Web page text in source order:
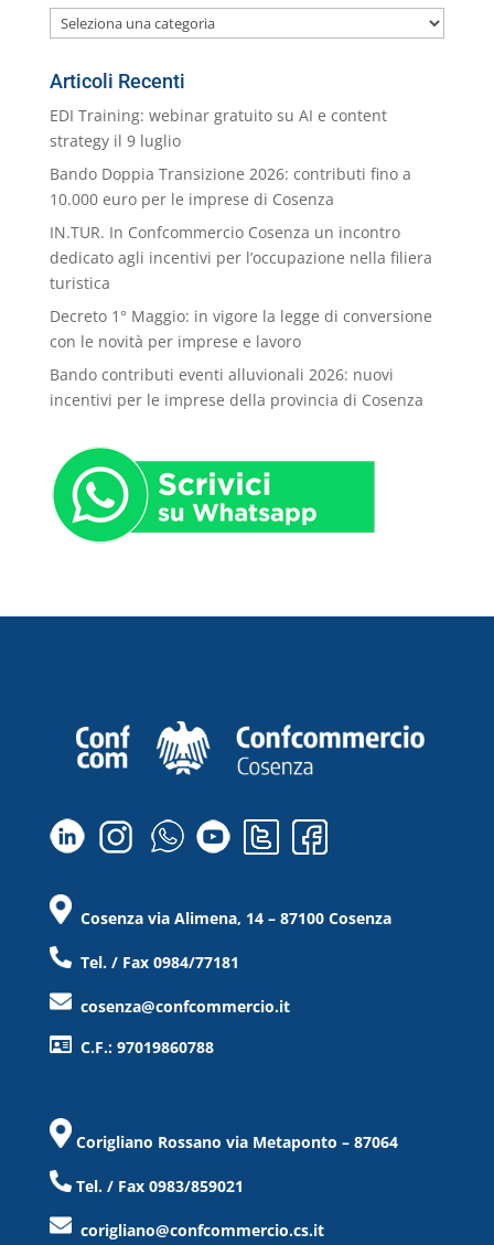
Le
nostre
Categorie
Articoli Recenti
EDI Training: webinar gratuito su AI e content
strategy il 9 luglio
Bando Doppia Transizione 2026: contributi fino a
10.000 euro per le imprese di Cosenza
IN.TUR. In Confcommercio Cosenza un incontro
dedicato agli incentivi per l’occupazione nella filiera
turistica
Decreto 1° Maggio: in vigore la legge di conversione
con le novità per imprese e lavoro
Bando contributi eventi alluvionali 2026: nuovi
incentivi per le imprese della provincia di Cosenza
Cosenza via Alimena, 14 – 87100 Cosenza
Tel. / Fax 0984/77181
cosenza@confcommercio.it
C.F.: 97019860788
Corigliano Rossano via Metaponto – 87064
Tel. / Fax 0983/859021
corigliano@confcommercio.cs.it